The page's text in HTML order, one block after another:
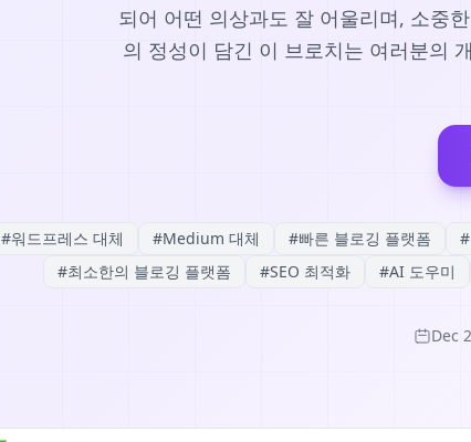
되어 어떤 의상과도 잘 어울리며, 소중
의 정성이 담긴 이 브로치는 여러분의
#워드프레스 대체 #Medium 대체 #빠른 블로깅 플랫폼 #
#최소한의 블로깅 플랫폼 #SEO 최적화 #AI 도우미
Dec